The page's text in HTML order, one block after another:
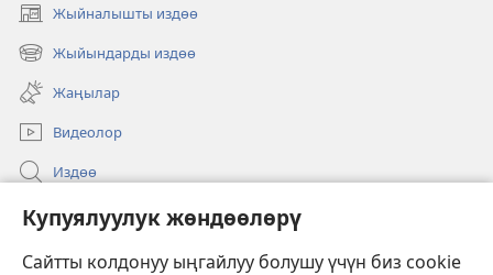
Купуялуулук жөндөөлөрү
Сайтты колдонуу ыңгайлуу болушу үчүн биз cookie
Жыйналышты издөө
(жаңы
терезе
ачат)
Жыйындарды издөө
(жаңы
терезе
ачат)
Жаңылар
Видеолор
Издөө
Бийлик өкүлдөрү үчүн маалымат